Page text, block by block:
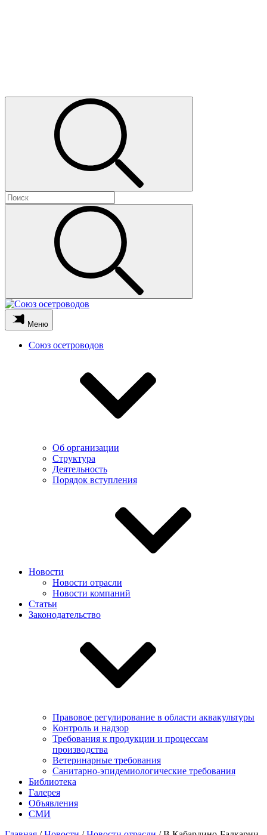
Меню
Союз осетроводов
Об организации
Структура
Деятельность
Порядок вступления
Новости
Новости отрасли
Новости компаний
Статьи
Законодательство
Правовое регулирование в области аквакультуры
Контроль и надзор
Требования к продукции и процессам
производства
Ветеринарные требования
Санитарно-эпидемиологические требования
Библиотека
Галерея
Объявления
СМИ